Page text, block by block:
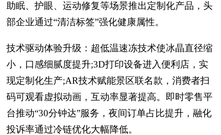
助眠、护眼、运动修复等场景推出定制化产品，头
部企业通过“清洁标签”强化健康属性。
技术驱动体验升级：超低温速冻技术使冰晶直径缩
小，口感细腻度提升;3D打印设备进入便利店，实
现定制化生产;AR技术赋能景区联名款，消费者扫
码可观看虚拟动画，互动率显著提高。即时零售平
台推动“30分钟达”服务，夜间订单占比提升，融化
投诉率通过冷链优化大幅降低。